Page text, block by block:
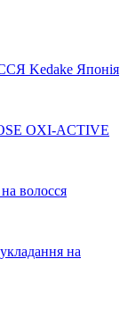
Kedake Японія
OXI-ACTIVE
волосся
на